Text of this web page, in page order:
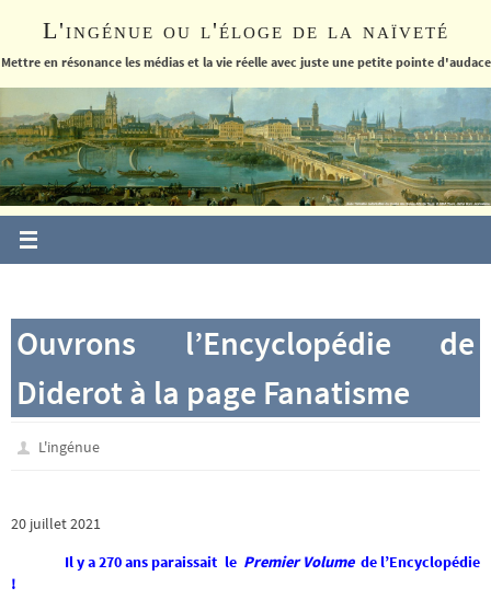
le
L'ingénue ou l'éloge de la naïveté
Mettre en résonance les médias et la vie réelle avec juste une petite pointe d'audace
Ouvrons l’Encyclopédie de
Diderot à la page Fanatisme
L'ingénue
20 juillet 2021
Il y a 270 ans paraissait le Premier Volume de l’Encyclopédie
!